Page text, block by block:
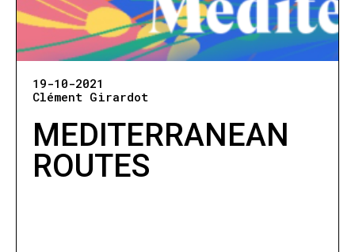
19-10-2021
Clément Girardot
MEDITERRANEAN
ROUTES